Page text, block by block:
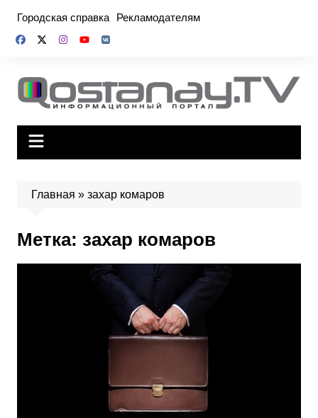
содержимому
Городская справка Рекламодателям
Главная » захар комаров
Метка: захар комаров